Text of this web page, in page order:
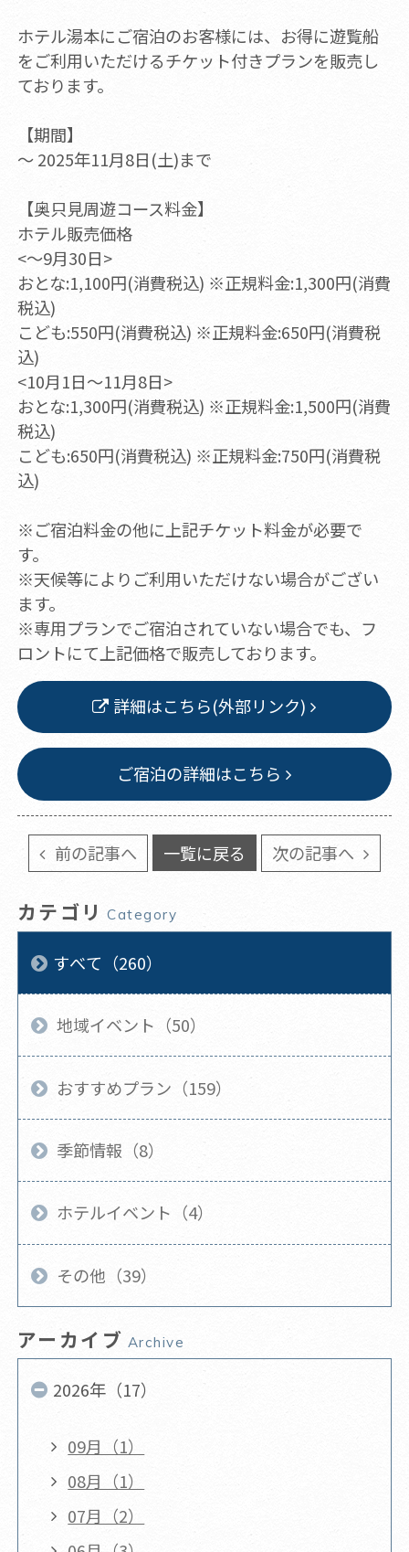
ホテル湯本にご宿泊のお客様には、お得に遊覧船
をご利用いただけるチケット付きプランを販売し
ております。
【期間】
～ 2025年11月8日(土)まで
【奥只見周遊コース料金】
ホテル販売価格
<～9月30日>
おとな:1,100円(消費税込) ※正規料金:1,300円(消費
税込)
こども:550円(消費税込) ※正規料金:650円(消費税
込)
<10月1日～11月8日>
おとな:1,300円(消費税込) ※正規料金:1,500円(消費
税込)
こども:650円(消費税込) ※正規料金:750円(消費税
込)
※ご宿泊料金の他に上記チケット料金が必要で
す。
※天候等によりご利用いただけない場合がござい
ます。
※専用プランでご宿泊されていない場合でも、フ
ロントにて上記価格で販売しております。
詳細はこちら(外部リンク)
ご宿泊の詳細はこちら
前の記事へ 一覧に戻る 次の記事へ
カテゴリ Category
すべて（260）
地域イベント（50）
おすすめプラン（159）
季節情報（8）
ホテルイベント（4）
その他（39）
アーカイブ Archive
2026年（17）
09月（1）
08月（1）
07月（2）